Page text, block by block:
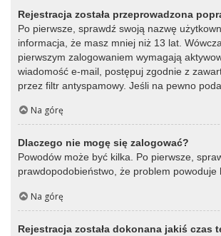
Rejestracja została przeprowadzona
Po pierwsze, sprawdź swoją nazwę
informacja, że masz mniej niż 13 lat.
pierwszym zalogowaniem wymagają
wiadomość e-mail, postępuj zgodnie z
przez filtr antyspamowy. Jeśli na pewno
Na górę
Dlaczego nie mogę się zalogować?
Powodów może być kilka. Po pierwsze,
prawdopodobieństwo, że problem
Na górę
Rejestracja została dokonana jakiś czas